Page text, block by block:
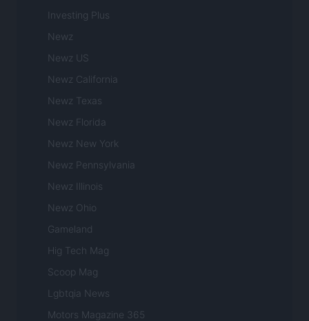
Investing Plus
Newz
Newz US
Newz California
Newz Texas
Newz Florida
Newz New York
Newz Pennsylvania
Newz Illinois
Newz Ohio
Gameland
Hig Tech Mag
Scoop Mag
Lgbtqia News
Motors Magazine 365